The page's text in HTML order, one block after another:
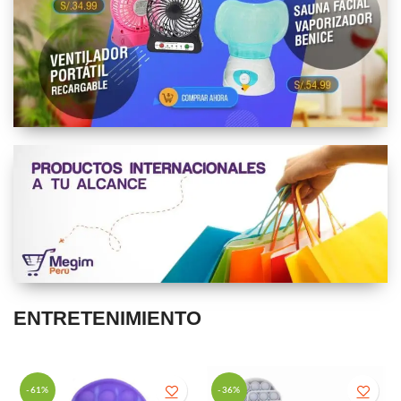
ENTRETENIMIENTO
-61% -36%